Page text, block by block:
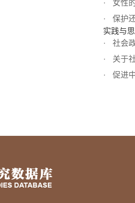
女性
保护
实践与
社会
关于
促进